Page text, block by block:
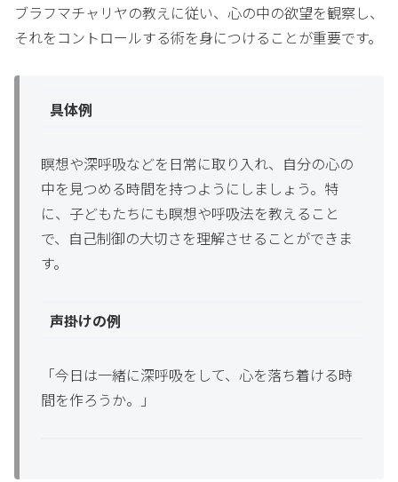
ブラフマチャリヤの教えに従い、心の中の欲望を観察し、
それをコントロールする術を身につけることが重要です。
具体例
瞑想や深呼吸などを日常に取り入れ、自分の心の
中を見つめる時間を持つようにしましょう。特
に、子どもたちにも瞑想や呼吸法を教えること
で、自己制御の大切さを理解させることができま
す。
声掛けの例
「今日は一緒に深呼吸をして、心を落ち着ける時
間を作ろうか。」